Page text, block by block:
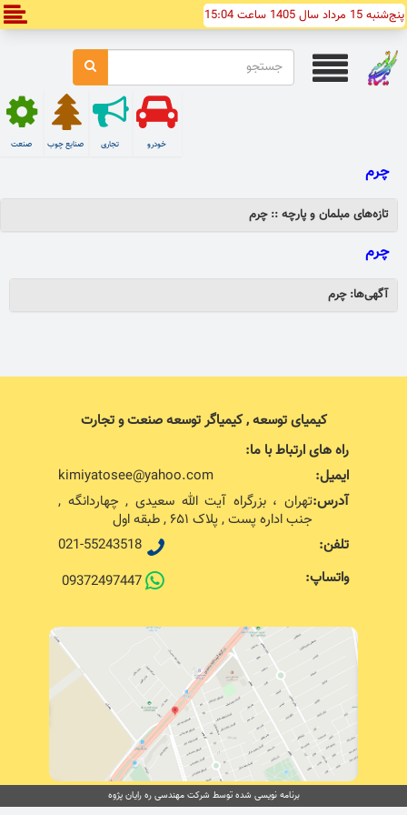
پنج‌شنبه 15 مرداد سال 1405 ساعت 15:04
صنعت صنایع چوب تجاری خودرو
چرم
تازه‌های مبلمان و پارچه :: چرم
چرم
آگهی‌ها: چرم
کیمیای توسعه , کیمیاگر توسعه صنعت و تجارت
راه های ارتباط با ما:
ایمیل:
kimiyatosee@yahoo.com
آدرس:تهران ، بزرگراه آیت الله سعیدی , چهاردانگه ,
جنب اداره پست , پلاک ۶۵۱ , طبقه اول
تلفن:
021-55243518
واتساپ:
09372497447
برنامه نویسی شده توسط شرکت مهندسی ره رایان پژوه